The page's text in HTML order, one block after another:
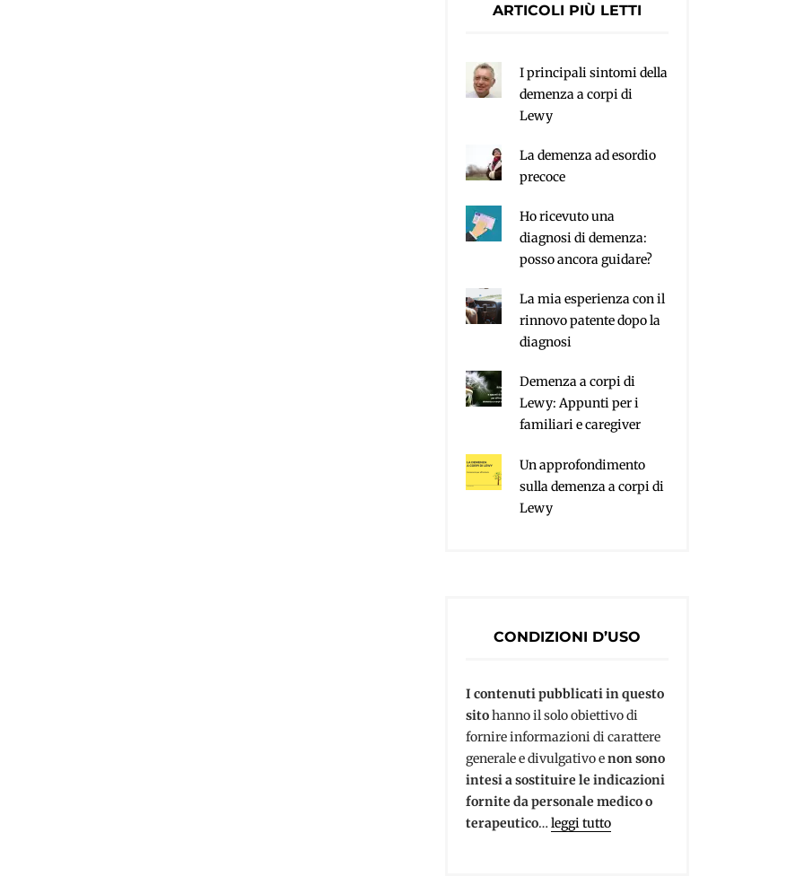
ARTICOLI PIÙ LETTI
I principali sintomi della
demenza a corpi di
Lewy
La demenza ad esordio
precoce
Ho ricevuto una
diagnosi di demenza:
posso ancora guidare?
La mia esperienza con il
rinnovo patente dopo la
diagnosi
Demenza a corpi di
Lewy: Appunti per i
familiari e caregiver
Un approfondimento
sulla demenza a corpi di
Lewy
CONDIZIONI D’USO
I contenuti pubblicati in questo
sitohanno il solo obiettivo di
fornire informazioni di carattere
generale e divulgativo enon sono
intesi a sostituire le indicazioni
fornite da personale medico o
terapeutico… leggi tutto